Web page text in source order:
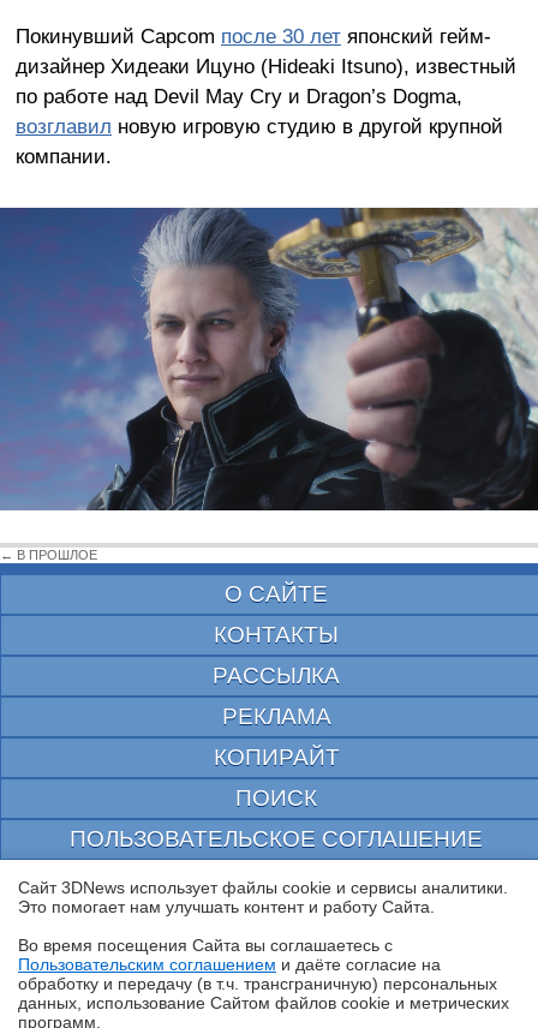
Покинувший Capcom после 30 летяпонский гейм-
дизайнер Хидеаки Ицуно (Hideaki Itsuno), известный
по работе над Devil May Cry и Dragon’s Dogma,
возглавил новую игровую студию в другой крупной
компании.
← В ПРОШЛОЕ
О САЙТЕ
КОНТАКТЫ
РАССЫЛКА
РЕКЛАМА
КОПИРАЙТ
ПОИСК
ПОЛЬЗОВАТЕЛЬСКОЕ СОГЛАШЕНИЕ
ЗАЩИЩЕНО CURATOR
© 1997—2026 Электронное периодическое издание "3ДНьюс" | Свидетельство о
выдано Федеральной Службой по надзору за соблюдением законодательства в сфере
массовых коммуникаций и охране культурного наследия
При цитировании документа ссылка на сайт с указанием автора обязательна. Полное
заимствование документа является нарушением
российского и международного законодательства и возможно только с согласия
Сайт 3DNews использует файлы cookie и сервисы аналитики.
Это помогает нам улучшать контент и работу Cайта.
Во время посещения Cайта вы соглашаетесь с
Пользовательским соглашением и даёте согласие на
обработку и передачу (в т.ч. трансграничную) персональных
данных, использование Cайтом файлов cookie и метрических
программ.